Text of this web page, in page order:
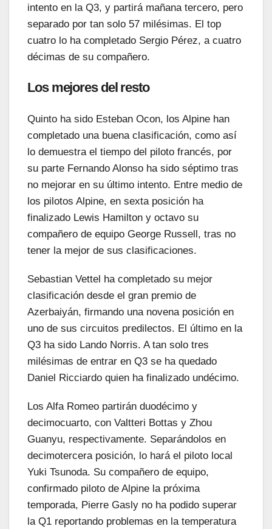
intento en la Q3, y partirá mañana tercero, pero
separado por tan solo 57 milésimas. El top
cuatro lo ha completado Sergio Pérez, a cuatro
décimas de su compañero.
Los mejores del resto
Quinto ha sido Esteban Ocon, los Alpine han
completado una buena clasificación, como así
lo demuestra el tiempo del piloto francés, por
su parte Fernando Alonso ha sido séptimo tras
no mejorar en su último intento. Entre medio de
los pilotos Alpine, en sexta posición ha
finalizado Lewis Hamilton y octavo su
compañero de equipo George Russell, tras no
tener la mejor de sus clasificaciones.
Sebastian Vettel ha completado su mejor
clasificación desde el gran premio de
Azerbaiyán, firmando una novena posición en
uno de sus circuitos predilectos. El último en la
Q3 ha sido Lando Norris. A tan solo tres
milésimas de entrar en Q3 se ha quedado
Daniel
Ricciardo quien ha finalizado undécimo.
Los Alfa Romeo partirán duodécimo y
decimocuarto, con Valtteri Bottas y Zhou
Guanyu, respectivamente. Separándolos en
decimotercera posición, lo hará el piloto local
Yuki Tsunoda. Su compañero de equipo,
confirmado piloto de Alpine la próxima
temporada, Pierre Gasly no ha podido superar
la Q1 reportando problemas en la temperatura